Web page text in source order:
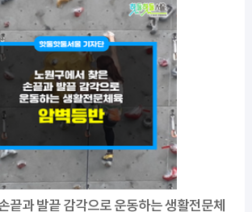
끝과 발끝 감각으로 운동하는 생활전문체